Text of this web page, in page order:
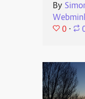
By
0 ⋅